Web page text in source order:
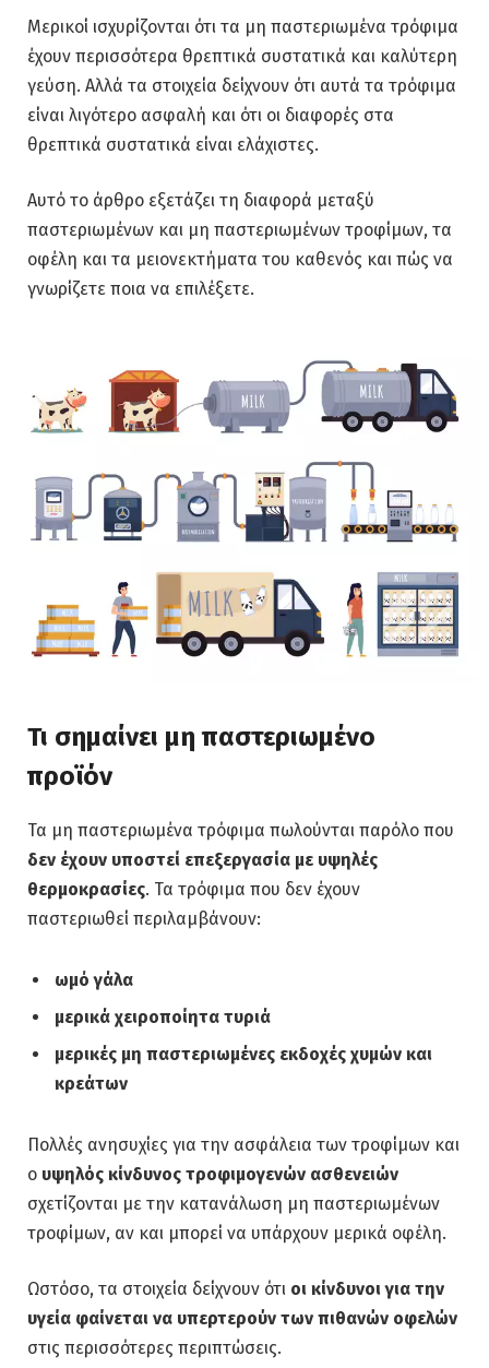
Μερικοί ισχυρίζονται ότι τα μη παστεριωμένα τρόφιμα
έχουν περισσότερα θρεπτικά συστατικά και καλύτερη
γεύση. Αλλά τα στοιχεία δείχνουν ότι αυτά τα τρόφιμα
είναι λιγότερο ασφαλή και ότι οι διαφορές στα
θρεπτικά συστατικά είναι ελάχιστες.
Αυτό το άρθρο εξετάζει τη διαφορά μεταξύ
παστεριωμένων και μη παστεριωμένων τροφίμων, τα
οφέλη και τα μειονεκτήματα του καθενός και πώς να
γνωρίζετε ποια να επιλέξετε.
Τι σημαίνει μη παστεριωμένο
προϊόν
Τα μη παστεριωμένα τρόφιμα πωλούνται παρόλο που
δεν έχουν υποστεί επεξεργασία με υψηλές
θερμοκρασίες. Τα τρόφιμα που δεν έχουν
παστεριωθεί περιλαμβάνουν:
ωμό γάλα
μερικά χειροποίητα τυριά
μερικές μη παστεριωμένες εκδοχές χυμών και
κρεάτων
Πολλές ανησυχίες για την ασφάλεια των τροφίμων και
ο υψηλός κίνδυνος τροφιμογενών ασθενειών
σχετίζονται με την κατανάλωση μη παστεριωμένων
τροφίμων, αν και μπορεί να υπάρχουν μερικά οφέλη.
Ωστόσο, τα στοιχεία δείχνουν ότι οι κίνδυνοι για την
υγεία φαίνεται να υπερτερούν των πιθανών οφελών
στις περισσότερες περιπτώσεις.